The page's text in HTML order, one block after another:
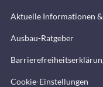
Aktuelle Informationen
Ausbau-Ratgeber
Cookie-Einstellungen